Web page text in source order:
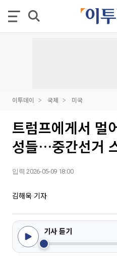
이투데이 국제 미국
트럼프에게서 멀
성들…중간선거
입력 2026-05-09 18:00
김해욱 기자
기사 듣기